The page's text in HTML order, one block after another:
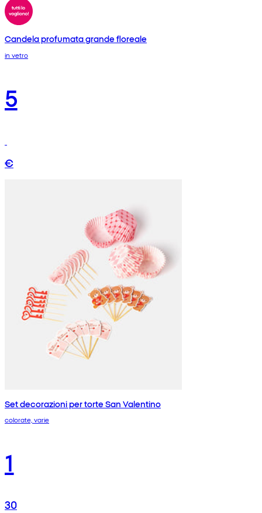
Candela profumata grande floreale
in vetro
5
€
Set decorazioni per torte San Valentino
colorate, varie
1
30